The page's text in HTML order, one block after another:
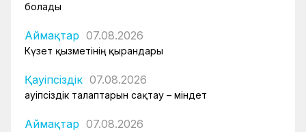
болады
Аймақтар 07.08.2026
Күзет қызметінің қырандары
Қауіпсіздік 07.08.2026
Қауіпсіздік талаптарын сақтау – міндет
Аймақтар 07.08.2026